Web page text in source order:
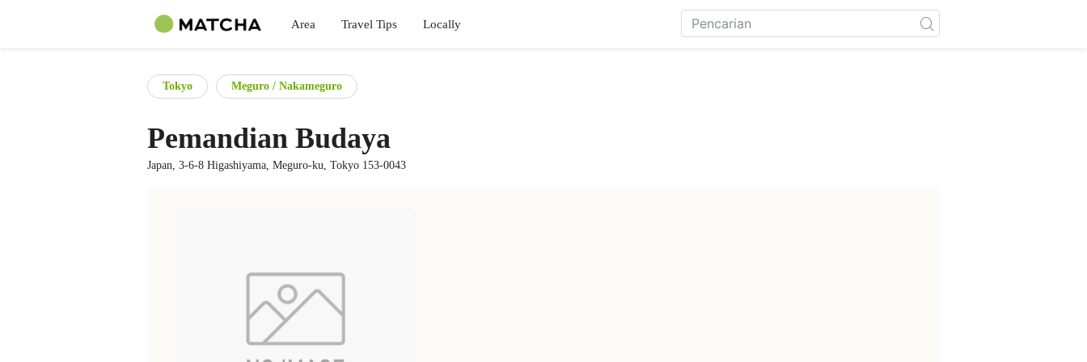
Area Travel Tips Locally
Tokyo Meguro / Nakameguro
Pemandian Budaya
Japan, 3-6-8 Higashiyama, Meguro-ku, Tokyo 153-0043